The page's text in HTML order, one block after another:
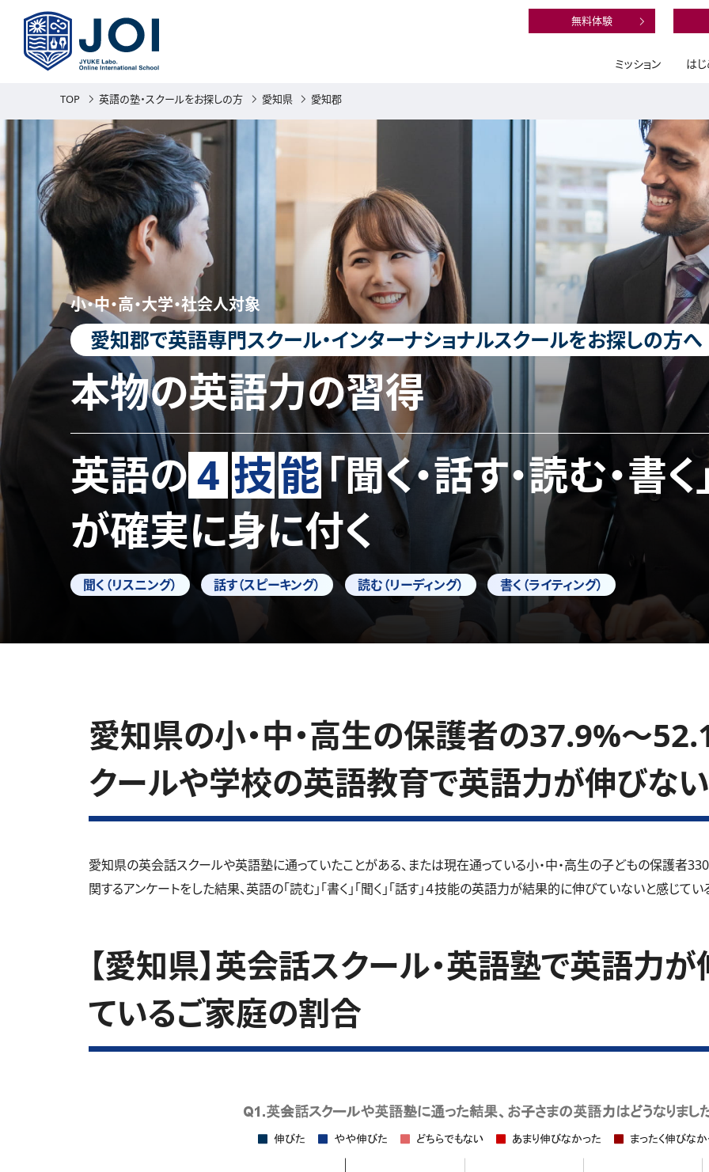
無料体験
ミッション は
TOP 英語の塾・スクールをお探しの方 愛知県 愛知郡
小・中・高・大学・社会人対象
愛知郡で英語専門スクール・インターナショナルスクールをお探しの方へ
本物の英語力の習得
英語の4 技能「聞く・話す・読む・書く
が確実に身に付く
聞く（リスニング） 話す（スピーキング） 読む（リーディング） 書く（ライティング）
愛知県の小・中・高生の保護者の37.9%～
クールや学校の英語教育で英語力が伸びな
愛知県の英会話スクールや英語塾に通っていたことがある、または現在通っている小・中・高生の子どもの保護者
関するアンケートをした結果、英語の「読む」「書く」「聞く」「話す」４技能の英語力が結果的に伸びていないと感じ
【愛知県】英会話スクール・英語塾で英語力
ているご家庭の割合